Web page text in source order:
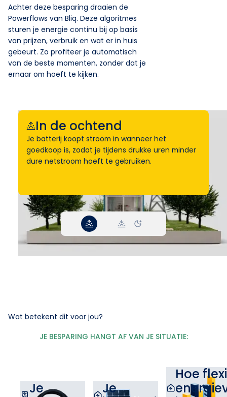
Achter deze besparing draaien de
Powerflows van Bliq. Deze algoritmes
sturen je energie continu bij op basis
van prijzen, verbruik en wat er in huis
gebeurt. Zo profiteer je automatisch
van de beste momenten, zonder dat je
ernaar om hoeft te kijken.
In de ochtend
Je batterij koopt stroom in wanneer het
goedkoop is, zodat je tijdens drukke uren minder
dure netstroom hoeft te gebruiken.
Wat betekent dit voor jou?
JE BESPARING HANGT AF VAN JE SITUATIE:
Je
Je
Hoe